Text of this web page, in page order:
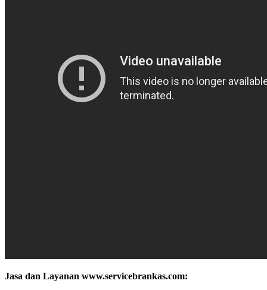
Jasa dan Layanan www.servicebrankas.com: